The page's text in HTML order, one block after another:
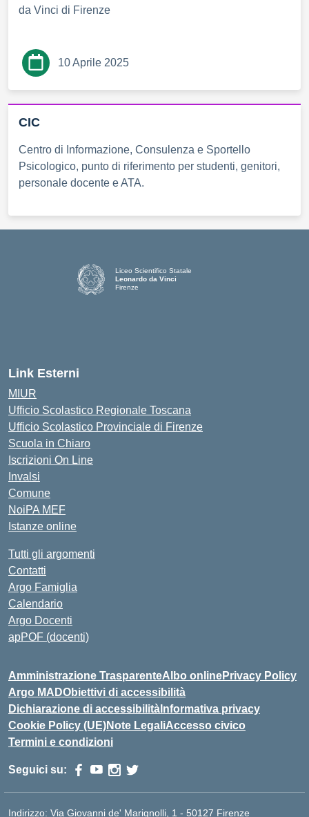
da Vinci di Firenze
10 Aprile 2025
CIC
Centro di Informazione, Consulenza e Sportello
Psicologico, punto di riferimento per studenti, genitori,
personale docente e ATA.
Liceo Scientifico Statale
Leonardo da Vinci
Firenze
Link Esterni
MIUR
Ufficio Scolastico Regionale Toscana
Ufficio Scolastico Provinciale di Firenze
Scuola in Chiaro
Iscrizioni On Line
Invalsi
Comune
NoiPA MEF
Istanze online
Tutti gli argomenti
Contatti
Argo Famiglia
Calendario
Argo Docenti
apPOF (docenti)
Amministrazione TrasparenteAlbo onlinePrivacy Policy
Argo MADObiettivi di accessibilità
Dichiarazione di accessibilità Informativa privacy
Cookie Policy (UE)Note LegaliAccesso civico
Termini e condizioni
Seguici su:
Indirizzo: Via Giovanni de' Marignolli, 1 - 50127 Firenze